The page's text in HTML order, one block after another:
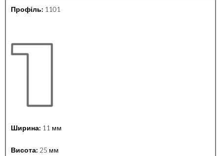
Профіль: 1101
Ширина: 11 мм
Висота: 25 мм